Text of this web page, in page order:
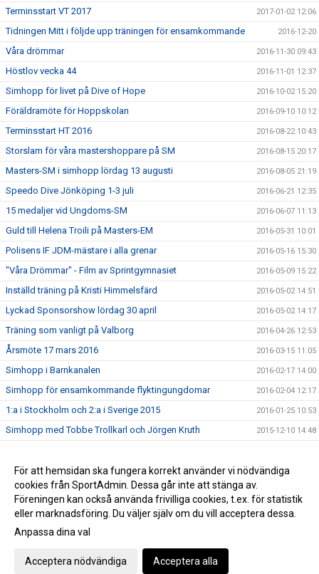
Terminsstart VT 2017 2017-01-02 12:06
Tidningen Mitt i följde upp träningen för ensamkommande 2016-12-20
Våra drömmar 2016-11-30 09:43
Höstlov vecka 44 2016-11-01 12:37
Simhopp för livet på Dive of Hope 2016-10-02 15:20
Föräldramöte för Hoppskolan 2016-09-10 10:12
Terminsstart HT 2016 2016-08-22 10:43
Storslam för våra mastershoppare på SM 2016-08-15 20:17
Masters-SM i simhopp lördag 13 augusti 2016-08-05 21:19
Speedo Dive Jönköping 1-3 juli 2016-06-21 12:35
15 medaljer vid Ungdoms-SM 2016-06-07 11:13
Guld till Helena Troili på Masters-EM 2016-05-31 10:01
Polisens IF JDM-mästare i alla grenar 2016-05-16 15:30
"Våra Drömmar" - Film av Sprintgymnasiet 2016-05-09 15:22
Inställd träning på Kristi Himmelsfärd 2016-05-02 14:51
Lyckad Sponsorshow lördag 30 april 2016-05-02 14:17
Träning som vanligt på Valborg 2016-04-26 12:53
Årsmöte 17 mars 2016 2016-03-15 11:05
Simhopp i Barnkanalen 2016-02-17 14:00
Simhopp för ensamkommande flyktingungdomar 2016-02-04 12:17
1:a i Stockholm och 2:a i Sverige 2015 2016-01-25 10:53
Simhopp med Tobbe Trollkarl och Jörgen Kruth 2015-12-10 14:48
Dive of Hope drog in 70000 kr! 2015-10-05 13:04
2014-05-21 16:32
Gå till Webbversion
För att hemsidan ska fungera korrekt använder vi nödvändiga
cookies från SportAdmin. Dessa går inte att stänga av.
Föreningen kan också använda frivilliga cookies, t.ex. för statistik
eller marknadsföring. Du väljer själv om du vill acceptera dessa.
Anpassa dina val
Acceptera nödvändiga Acceptera alla